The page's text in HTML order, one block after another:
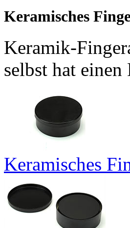
Keramisches
Keramik-
selbst hat
Keramisches